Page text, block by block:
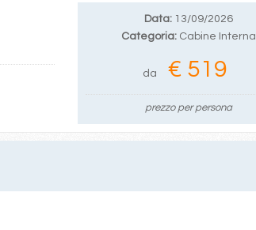
Data: 13/09/2026
Categoria: Cabine Interna
da € 519
prezzo per persona